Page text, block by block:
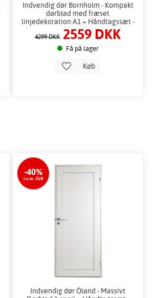
Indvendig dør Bornholm - Kompakt
dørblad med fræset
linjedekoration A1 + Håndtagssæt -
Blank
4299 DKK 2559 DKK
Få på lager
Køb
-40%
t.o.m. 15/8
Indvendig dør Öland - Massivt